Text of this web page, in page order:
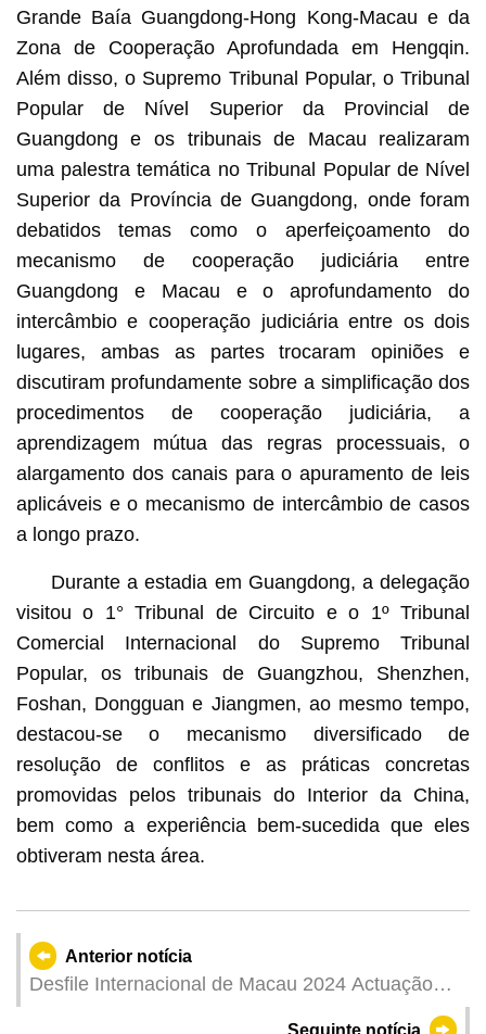
Grande Baía Guangdong-Hong Kong-Macau e da
Zona de Cooperação Aprofundada em Hengqin.
Além disso, o Supremo Tribunal Popular, o Tribunal
Popular de Nível Superior da Provincial de
Guangdong e os tribunais de Macau realizaram
uma palestra temática no Tribunal Popular de Nível
Superior da Província de Guangdong, onde foram
debatidos temas como o aperfeiçoamento do
mecanismo de cooperação judiciária entre
Guangdong e Macau e o aprofundamento do
intercâmbio e cooperação judiciária entre os dois
lugares, ambas as partes trocaram opiniões e
discutiram profundamente sobre a simplificação dos
procedimentos de cooperação judiciária, a
aprendizagem mútua das regras processuais, o
alargamento dos canais para o apuramento de leis
aplicáveis e o mecanismo de intercâmbio de casos
a longo prazo.
Durante a estadia em Guangdong, a delegação
visitou o 1° Tribunal de Circuito e o 1º Tribunal
Comercial Internacional do Supremo Tribunal
Popular, os tribunais de Guangzhou, Shenzhen,
Foshan, Dongguan e Jiangmen, ao mesmo tempo,
destacou-se o mecanismo diversificado de
resolução de conflitos e as práticas concretas
promovidas pelos tribunais do Interior da China,
bem como a experiência bem-sucedida que eles
obtiveram nesta área.
Anterior notícia
Desfile Internacional de Macau 2024 Actuação
Seguinte notícia